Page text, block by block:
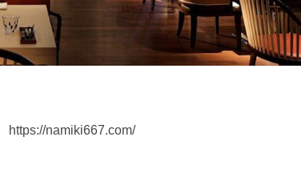
https://namiki667.com/